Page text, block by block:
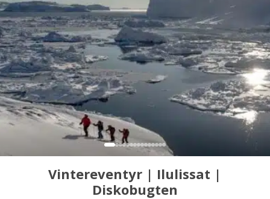
Vintereventyr | Ilulissat |
Diskobugten